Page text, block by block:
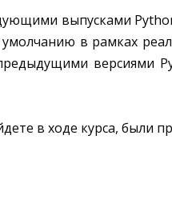
выпусками
в рамках
версиями
в ходе курса, были